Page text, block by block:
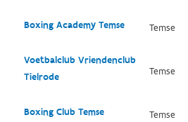
Boxing Academy Temse Temse
Voetbalclub Vriendenclub
Tielrode
Temse
Boxing Club Temse Temse